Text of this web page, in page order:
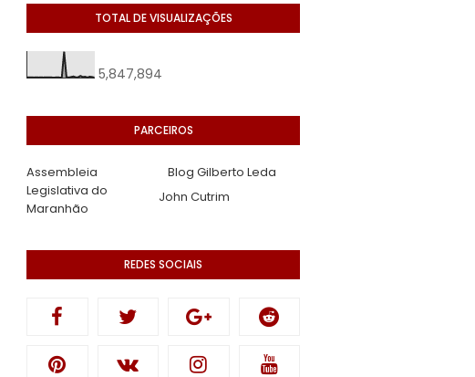
TOTAL DE VISUALIZAÇÕES
5,847,894
PARCEIROS
Assembleia
Legislativa do
Maranhão
Blog Gilberto Leda
John Cutrim
REDES SOCIAIS